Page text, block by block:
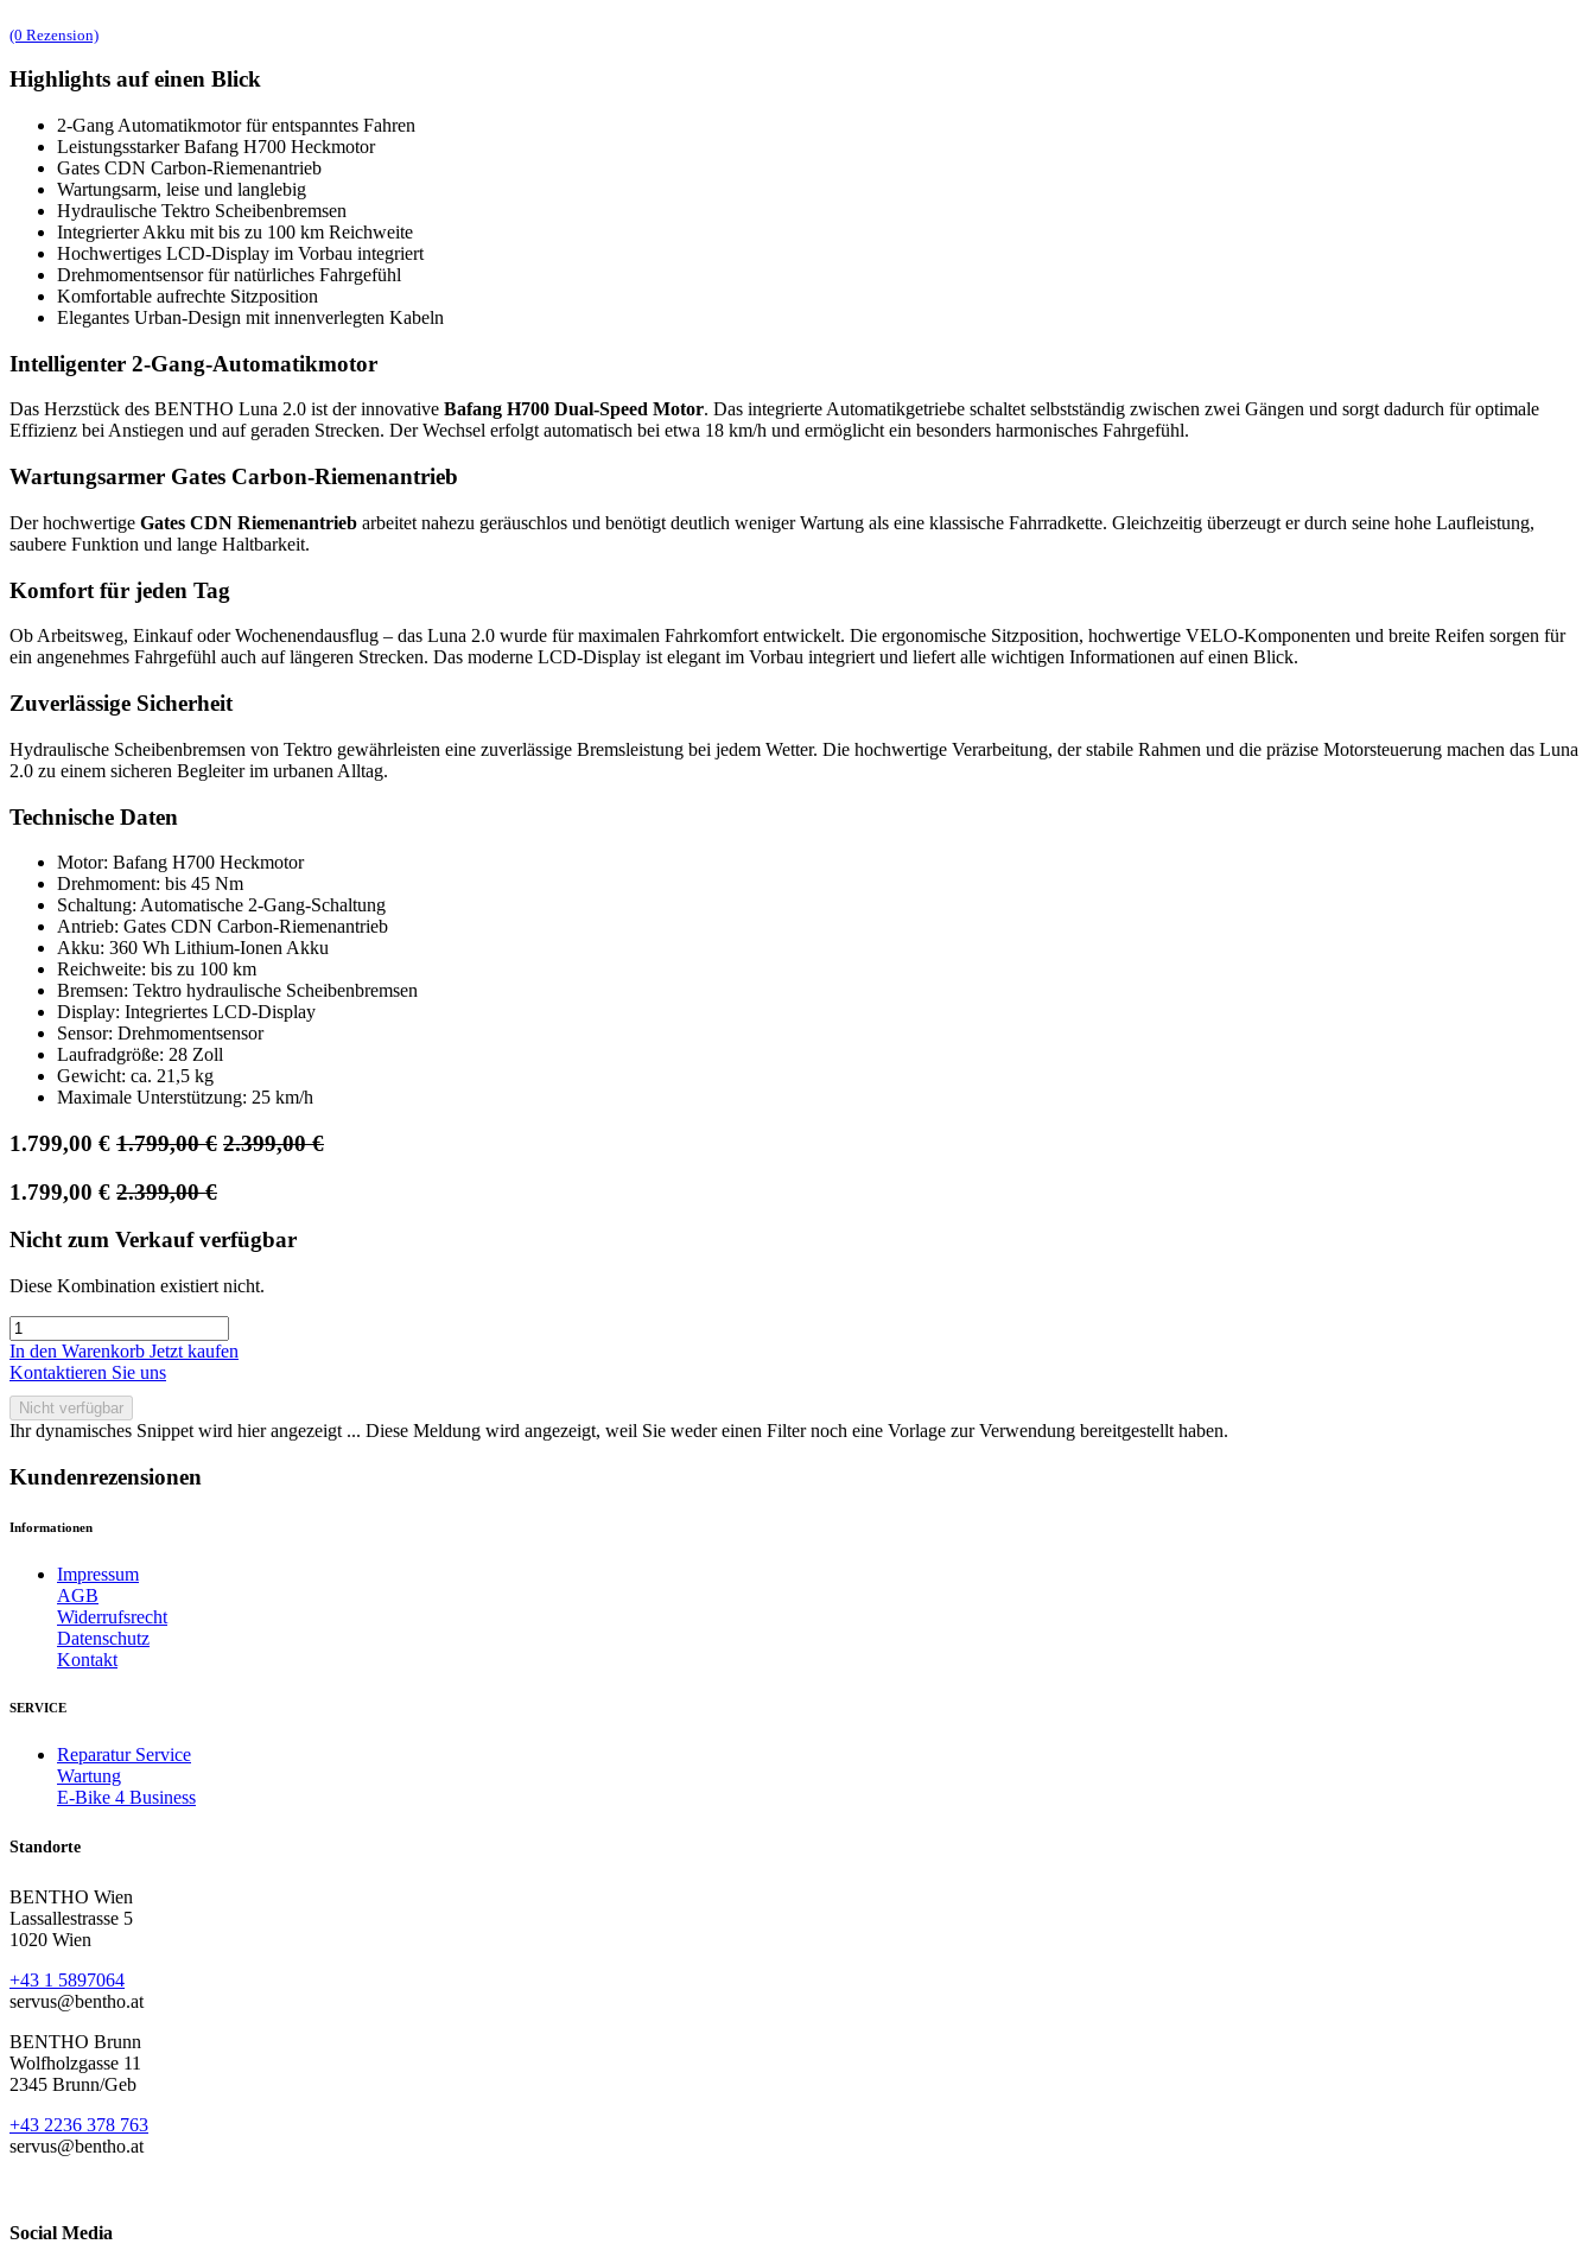
(0 Rezension)
Highlights auf einen Blick
2-Gang Automatikmotor für entspanntes Fahren
Leistungsstarker Bafang H700 Heckmotor
Gates CDN Carbon-Riemenantrieb
Wartungsarm, leise und langlebig
Hydraulische Tektro Scheibenbremsen
Integrierter Akku mit bis zu 100 km Reichweite
Hochwertiges LCD-Display im Vorbau integriert
Drehmomentsensor für natürliches Fahrgefühl
Komfortable aufrechte Sitzposition
Elegantes Urban-Design mit innenverlegten Kabeln
Intelligenter 2-Gang-Automatikmotor
Das Herzstück des BENTHO Luna 2.0 ist der innovative Bafang H700 Dual-Speed Motor. Das integrierte Automatikgetriebe schaltet selbstständig zwischen zwei Gängen und sorgt dadurch für optimale
Effizienz bei Anstiegen und auf geraden Strecken. Der Wechsel erfolgt automatisch bei etwa 18 km/h und ermöglicht ein besonders harmonisches Fahrgefühl.
Wartungsarmer Gates Carbon-Riemenantrieb
Der hochwertige Gates CDN Riemenantrieb arbeitet nahezu geräuschlos und benötigt deutlich weniger Wartung als eine klassische Fahrradkette. Gleichzeitig überzeugt er durch seine hohe Laufleistung,
saubere Funktion und lange Haltbarkeit.
Komfort für jeden Tag
Ob Arbeitsweg, Einkauf oder Wochenendausflug – das Luna 2.0 wurde für maximalen Fahrkomfort entwickelt. Die ergonomische Sitzposition, hochwertige VELO-Komponenten und breite Reifen sorgen für
ein angenehmes Fahrgefühl auch auf längeren Strecken. Das moderne LCD-Display ist elegant im Vorbau integriert und liefert alle wichtigen Informationen auf einen Blick.
Zuverlässige Sicherheit
Hydraulische Scheibenbremsen von Tektro gewährleisten eine zuverlässige Bremsleistung bei jedem Wetter. Die hochwertige Verarbeitung, der stabile Rahmen und die präzise Motorsteuerung machen das Luna
2.0 zu einem sicheren Begleiter im urbanen Alltag.
Technische Daten
Motor: Bafang H700 Heckmotor
Drehmoment: bis 45 Nm
Schaltung: Automatische 2-Gang-Schaltung
Antrieb: Gates CDN Carbon-Riemenantrieb
Akku: 360 Wh Lithium-Ionen Akku
Reichweite: bis zu 100 km
Bremsen: Tektro hydraulische Scheibenbremsen
Display: Integriertes LCD-Display
Sensor: Drehmomentsensor
Laufradgröße: 28 Zoll
Gewicht: ca. 21,5 kg
Maximale Unterstützung: 25 km/h
1.799,00 € 1.799,00€ 2.399,00€
1.799,00 € 2.399,00€
Nicht zum Verkauf verfügbar
Diese Kombination existiert nicht.
In den Warenkorb Jetzt kaufen
Kontaktieren Sie uns
Nicht verfügbar
Ihr dynamisches Snippet wird hier angezeigt ... Diese Meldung wird angezeigt, weil Sie weder einen Filter noch eine Vorlage zur Verwendung bereitgestellt haben.
Kundenrezensionen
Informationen
Impressum
AGB
Widerrufsrecht
Datenschutz
Kontakt
SERVICE
Reparatur Service
Wartung
E-Bike 4 Business
Standorte
BENTHO Wien
Lassallestrasse 5
1020 Wien
+43 1 5897064
servus@bentho.at
BENTHO Brunn
Wolfholzgasse 11
2345 Brunn/Geb
+43 2236 378 763
servus@bentho.at
Social Media